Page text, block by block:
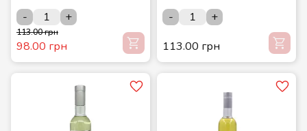
- +
113.00 грн
98.00 грн
-
+
113.00 грн